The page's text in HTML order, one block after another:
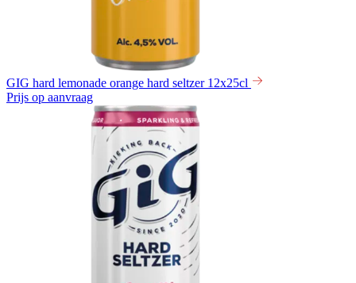
GIG hard lemonade orange hard seltzer 12x25cl
Prijs op aanvraag